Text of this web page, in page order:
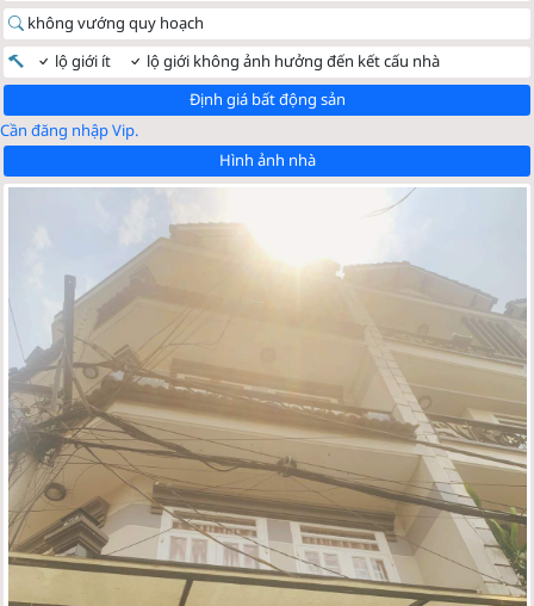
không vướng quy hoạch
lộ giới ít
lộ giới không ảnh hưởng đến kết cấu nhà
Định giá bất động sản
Cần đăng nhập Vip.
Hình ảnh nhà